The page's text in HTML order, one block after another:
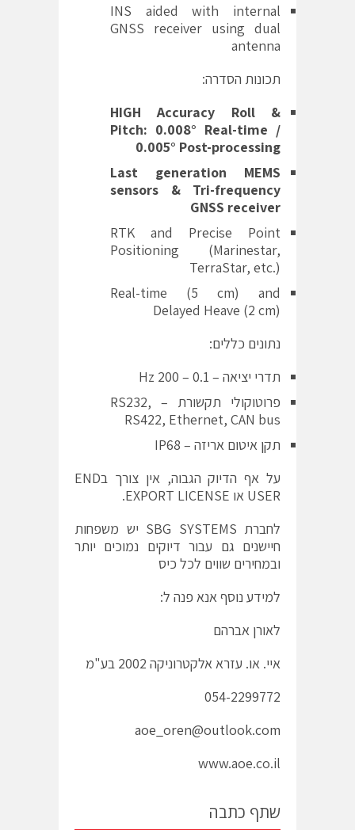
INS aided with internal
GNSS receiver using dual
antenna
תכונות הסדרה:
HIGH Accuracy Roll &
Pitch: 0.008° Real-time /
0.005° Post-processing
Last generation MEMS
sensors & Tri-frequency
GNSS receiver
RTK and Precise Point
Positioning (Marinestar,
TerraStar, etc.)
Real-time (5 cm) and
Delayed Heave (2 cm)
נתונים כללים:
תדרי יציאה – 0.1 – 200 Hz
פרוטוקולי תקשורת – RS232,
RS422, Ethernet, CAN bus
תקן איטום אריזה – IP68
על אף הדיוק הגבוה, אין צורך בEND
USER או EXPORT LICENSE.
לחברת SBG SYSTEMS יש משפחות
חיישנים גם עבור דיוקים נמוכים יותר
ובמחירים שווים לכל כיס
למידע נוסף אנא פנה ל:
לאורן אברהם
איי. או. עזרא אלקטרוניקה 2002 בע"מ
054-2299772
aoe_oren@outlook.com
www.aoe.co.il
שתף כתבה